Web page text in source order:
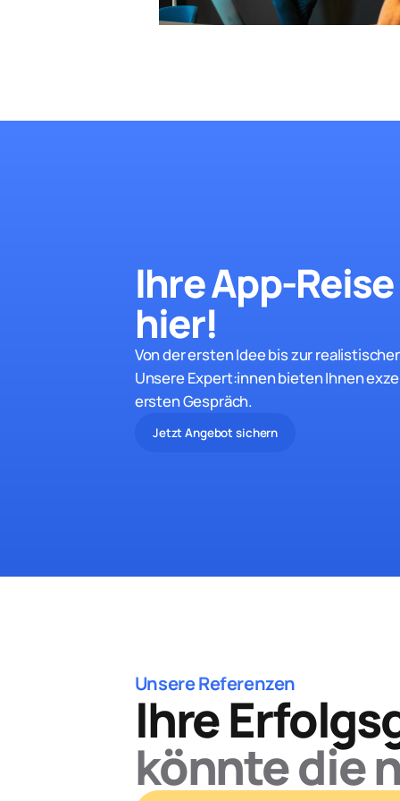
Ihre App-
hier!
Von der ersten Idee bis zur
Unsere Expert:innen bieten Ihnen
ersten Gespräch.
Jetzt Angebot sichern
Unsere Referenzen
Ihre
könnte die